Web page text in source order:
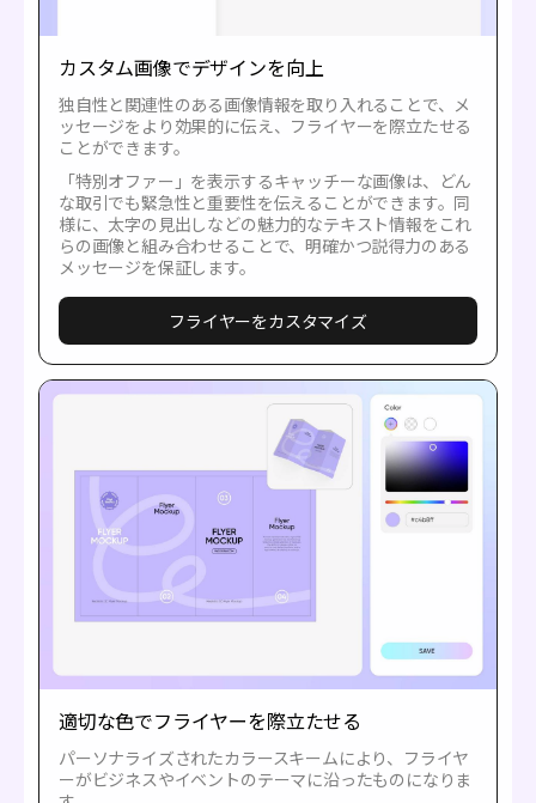
カスタム画像でデザインを向上
独自性と関連性のある画像情報を取り入れることで、メ
ッセージをより効果的に伝え、フライヤーを際立たせる
ことができます。
「特別オファー」を表示するキャッチーな画像は、どん
な取引でも緊急性と重要性を伝えることができます。同
様に、太字の見出しなどの魅力的なテキスト情報をこれ
らの画像と組み合わせることで、明確かつ説得力のある
メッセージを保証します。
フライヤーをカスタマイズ
適切な色でフライヤーを際立たせる
パーソナライズされたカラースキームにより、フライヤ
ーがビジネスやイベントのテーマに沿ったものになりま